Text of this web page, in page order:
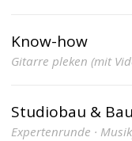
Know-how
Gitarre pleken (mit
Studiobau &
Expertenrunde ·